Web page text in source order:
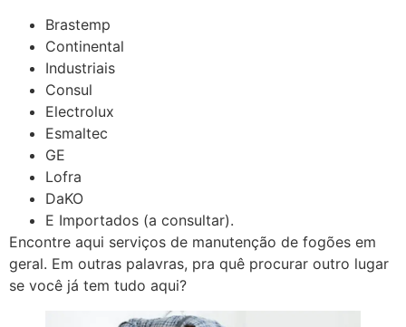
Brastemp
Continental
Industriais
Consul
Electrolux
Esmaltec
GE
Lofra
DaKO
E Importados (a consultar).
Encontre aqui serviços de manutenção de fogões em
geral. Em outras palavras, pra quê procurar outro lugar
se você já tem tudo aqui?